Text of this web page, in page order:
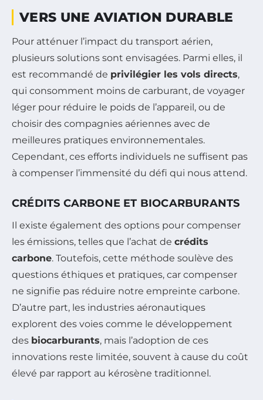
VERS UNE AVIATION DURABLE
Pour atténuer l’impact du transport aérien,
plusieurs solutions sont envisagées. Parmi elles, il
est recommandé de privilégier les vols directs,
qui consomment moins de carburant, de voyager
léger pour réduire le poids de l’appareil, ou de
choisir des compagnies aériennes avec de
meilleures pratiques environnementales.
Cependant, ces efforts individuels ne suffisent pas
à compenser l’immensité du défi qui nous attend.
CRÉDITS CARBONE ET BIOCARBURANTS
Il existe également des options pour compenser
les émissions, telles que l’achat de crédits
carbone. Toutefois, cette méthode soulève des
questions éthiques et pratiques, car compenser
ne signifie pas réduire notre empreinte carbone.
D’autre part, les industries aéronautiques
explorent des voies comme le développement
des biocarburants, mais l’adoption de ces
innovations reste limitée, souvent à cause du coût
élevé par rapport au kérosène traditionnel.